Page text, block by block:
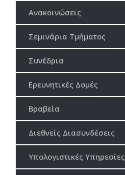
Ανακοινώσεις
Σεμινάρια Τμήματος
Συνέδρια
Ερευνητικές Δομές
Βραβεία
Διεθνείς Διασυνδέσεις
Υπολογιστικές Υπηρεσίες